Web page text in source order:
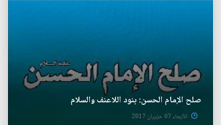
صلح الإمام الحسن: بنود اللاعنف والسلام
الأربعاء 07 حزيران 2017